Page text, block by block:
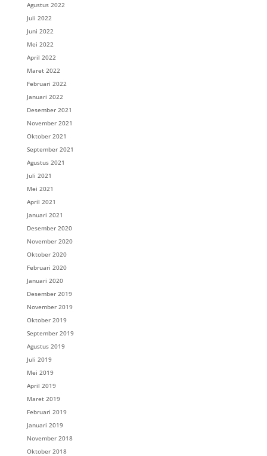
Agustus 2022
Juli 2022
Juni 2022
Mei 2022
April 2022
Maret 2022
Februari 2022
Januari 2022
Desember 2021
November 2021
Oktober 2021
September 2021
Agustus 2021
Juli 2021
Mei 2021
April 2021
Januari 2021
Desember 2020
November 2020
Oktober 2020
Februari 2020
Januari 2020
Desember 2019
November 2019
Oktober 2019
September 2019
Agustus 2019
Juli 2019
Mei 2019
April 2019
Maret 2019
Februari 2019
Januari 2019
November 2018
Oktober 2018